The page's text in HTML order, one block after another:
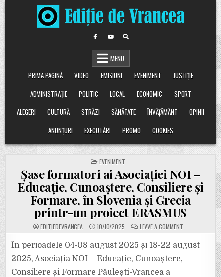
Skip
to
content
MENU
PRIMA PAGINĂ
VIDEO EMISIUNI EVENIMENT
JUSTIȚIE
ADMINISTRAȚIE
POLITIC LOCAL ECONOMIC
SPORT
ALEGERI
CULTURĂ STRĂZI SĂNĂTATE ÎNVĂȚĂMÂNT
OPINII
ANUNȚURI
EXECUTĂRI PROMO COOKIES
POSTED
IN
EVENIMENT
Șase formatori ai Asociației NOI –
Educație, Cunoaștere, Consiliere și
Formare, în Slovenia și Grecia
printr-un proiect ERASMUS
EDITIEDEVRANCEA 10/10/2025 LEAVE A COMMENT
ȘASE
AI
ASOCIAȚIEI
În perioadele 04-08 august 2025 și 18-22 august
2025, Asociația NOI – Educație, Cunoaștere,
Consiliere și Formare Păulești-Vrancea a